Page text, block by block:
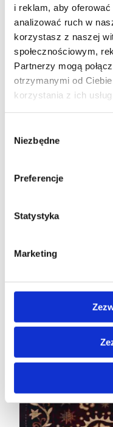
i reklam, aby
analizować ruch w
korzystasz z naszej
społecznościowym,
Partnerzy mogą
otrzymanymi od
korzystania z ich
zgody
Niezbędne
Preferencje
Statystyka
Marketing
100% wełna nowozelandzka